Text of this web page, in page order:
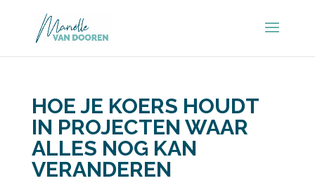
HOE JE KOERS HOUDT
IN PROJECTEN WAAR
ALLES NOG KAN
VERANDEREN